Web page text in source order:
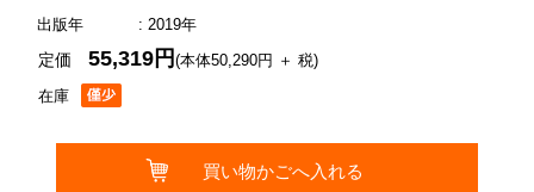
出版年
: 2019年
在庫
定価55,319円(本体50,290円 ＋ 税)